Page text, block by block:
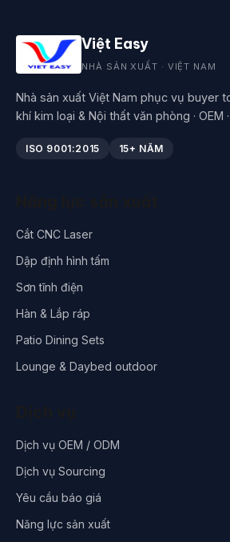
Việt Easy
NHÀ SẢN XUẤT · VIỆT NAM
Nhà sản xuất Việt Nam phục vụ buyer
khí kim loại & Nội thất văn phòng · OEM
ISO 9001:2015 15+ NĂM
Cắt CNC Laser
Dập định hình tấm
Sơn tĩnh điện
Hàn & Lắp ráp
Patio Dining Sets
Lounge & Daybed outdoor
Dịch vụ OEM / ODM
Dịch vụ Sourcing
Yêu cầu báo giá
Năng lực sản xuất